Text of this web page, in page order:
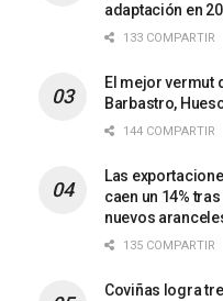
adaptación en
133 COMPARTIR
El mejor vermut
Barbastro,
144 COMPARTIR
Las
caen un 14%
nuevos
135 COMPARTIR
Coviñas logra